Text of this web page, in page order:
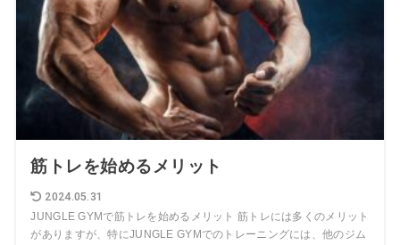
筋トレを始めるメリット
2024.05.31
JUNGLE GYMで筋トレを始めるメリット 筋トレには多くのメリット
がありますが、特にJUNGLE GYMでのトレーニングには、他のジム